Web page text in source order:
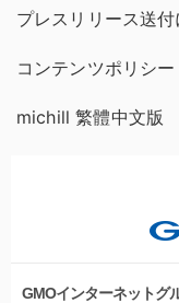
プレスリリース送付
コンテンツポリシー
michill 繁體中文版
GMOインターネットグ